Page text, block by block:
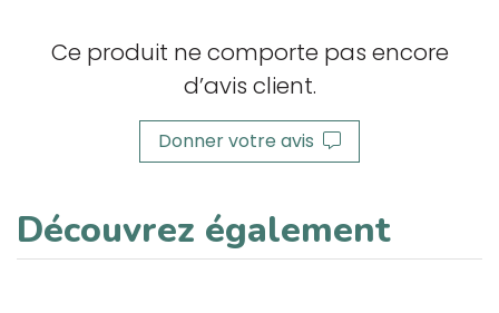
Ce produit ne comporte pas encore
d’avis client.
Donner votre avis
Découvrez également